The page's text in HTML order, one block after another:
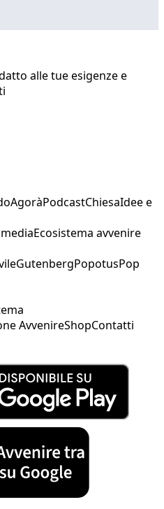
alle tue esigenze e
AgoràPodcastChiesaIdee e
Ecosistema avvenire
GutenbergPopotusPop
AvvenireShopContatti